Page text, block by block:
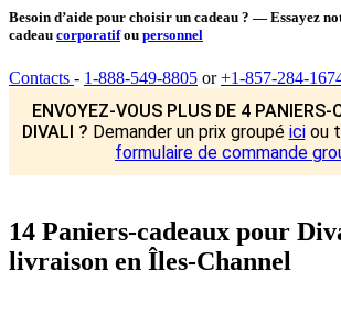
Besoin d’aide pour choisir un cadeau ? — Essayez
cadeau corporatifou personnel
Contacts - 1-888-549-8805 or+1-857-284-
ENVOYEZ-VOUS PLUS DE 4 PANIERS-
DIVALI ? Demander un prix groupé iciou
formulaire de commande
14 Paniers-cadeaux pour
livraison en Îles-Channel